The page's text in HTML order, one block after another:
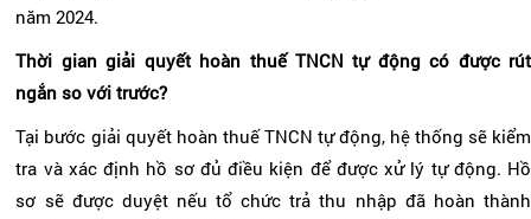
năm 2024.
Thời gian giải quyết hoàn thuế TNCN tự động có được rút
ngắn so với trước?
Tại bước giải quyết hoàn thuế TNCN tự động, hệ thống sẽ kiểm
tra và xác định hồ sơ đủ điều kiện để được xử lý tự động. Hồ
sơ sẽ được duyệt nếu tổ chức trả thu nhập đã hoàn thành